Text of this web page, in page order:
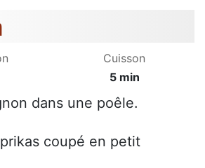
Cuisson
5 min
dans une poêle.
coupé en petit